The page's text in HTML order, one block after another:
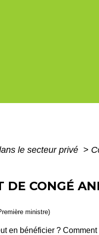
le secteur privé >
CONGÉ
ministre)
en bénéficier ?